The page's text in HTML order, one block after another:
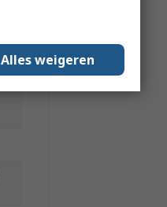
Alles weigeren